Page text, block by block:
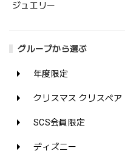
ジュエリー
グループから選ぶ
年度限定
クリスマス クリスベア
SCS会員限定
ディズニー